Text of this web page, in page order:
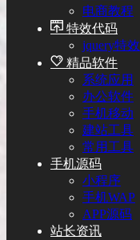
电商教程
特效代码
jquery特效
精品软件
系统应用
办公软件
手机移动
建站工具
常用工具
手机源码
小程序
手机WAP
APP源码
站长资讯